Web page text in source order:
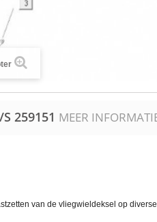
259151 MEER
van de vliegwieldeksel op